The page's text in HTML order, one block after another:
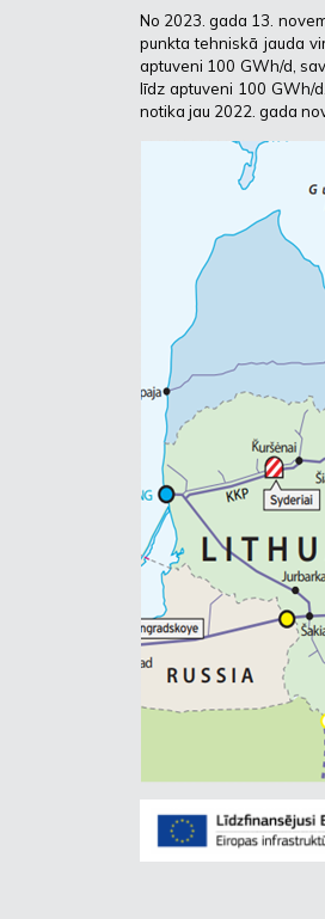
No 2023. gada 13.
punkta tehniskā jauda
aptuveni 100 GWh/d,
līdz aptuveni 100 GWh/
notika jau 2022. gada